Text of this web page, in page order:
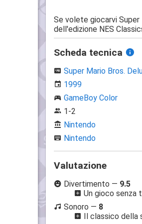
Se volete giocarvi
dell'edizione NES
Scheda tecnica
Super Mario Bros.
1999
GameBoy Color
1-2
Nintendo
Nintendo
Valutazione
Divertimento — 9.5
Un gioco senza
Sonoro — 8
Il classico della